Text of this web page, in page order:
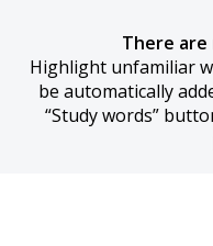
There
Highlight unfamiliar
be automatically
“Study words”